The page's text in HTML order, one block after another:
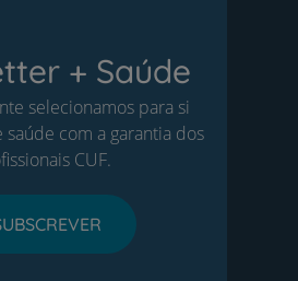
+ Saúde
selecionamos para si
com a garantia dos
CUF.